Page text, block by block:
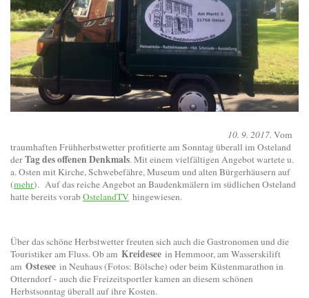
10. 9. 2017. Vom
traumhaften Frühherbstwetter profitierte am Sonntag überall im Osteland
derTag des offenen Denkmals. Mit einem vielfältigen Angebot wartete u.
a. Osten mit Kirche, Schwebefähre, Museum und alten Bürgerhäusern auf
(mehr). Auf das reiche Angebot an Baudenkmälern im südlichen Osteland
hatte bereits vorabOstelandTV hingewiesen.
Über das schöne Herbstwetter freuten sich auch die Gastronomen und die
Touristiker am Fluss. Ob am Kreidesee in Hemmoor, am Wasserskilift
am Ostesee in Neuhaus (Fotos: Bölsche) oder beim Küstenmarathon in
Otterndorf - auch die Freizeitsportler kamen an diesem schönen
Herbstsonntag überall auf ihre Kosten.